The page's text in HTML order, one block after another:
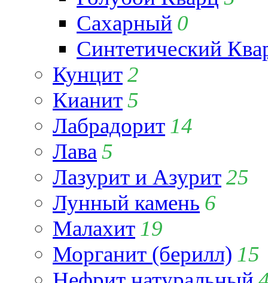
Сахарный 0
Синтетический
Кунцит2
Кианит5
Лабрадорит 14
Лава 5
Лазурит и Азурит25
Лунный камень 6
Малахит 19
Морганит (берилл) 15